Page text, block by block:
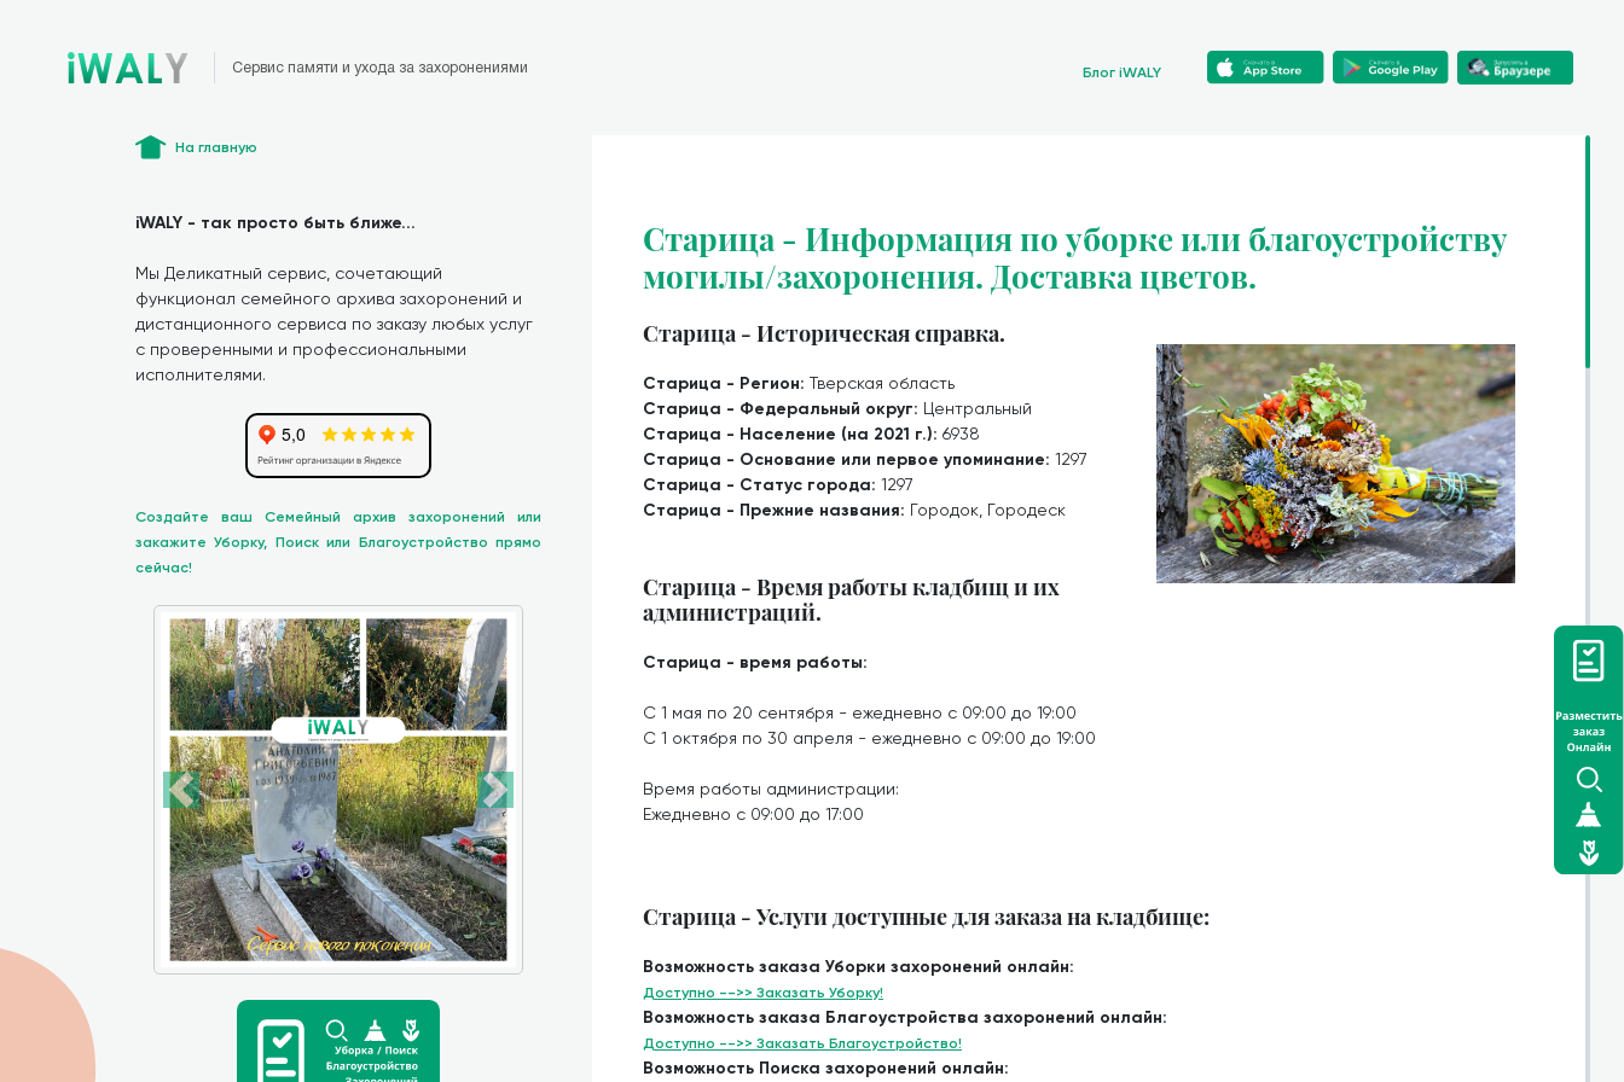
Сервис памяти и ухода за захоронениями Блог iWALY
На главную
iWALY - так просто быть ближе...
Мы Деликатный сервис, сочетающий
функционал семейного архива захоронений и
дистанционного сервиса по заказу любых услуг
с проверенными и профессиональными
исполнителями.
Создайте ваш Семейный архив захоронений или
закажите Уборку, Поиск или Благоустройство прямо
сейчас!
Старица - Информация по уборке или благоустройству
могилы/захоронения. Доставка цветов.
Старица - Историческая справка.
Старица - Регион: Тверская область
Старица - Федеральный округ: Центральный
Старица - Население (на 2021 г.): 6938
Старица - Основание или первое упоминание: 1297
Старица - Статус города: 1297
Старица - Прежние названия: Городок, Городеск
Старица - Время работы кладбищ и их
администраций.
Старица - время работы:
С 1 мая по 20 сентября - ежедневно с 09:00 до 19:00
С 1 октября по 30 апреля - ежедневно с 09:00 до 19:00
Время работы администрации:
Ежедневно с 09:00 до 17:00
Старица - Услуги доступные для заказа на кладбище:
Возможность заказа Уборки захоронений онлайн:
Доступно -->> Заказать Уборку!
Возможность заказа Благоустройства захоронений онлайн:
Доступно -->> Заказать Благоустройство!
Возможность Поиска захоронений онлайн: